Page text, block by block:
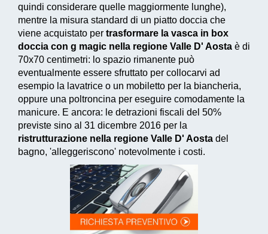
quindi considerare quelle maggiormente lunghe),
mentre la misura standard di un piatto doccia che
viene acquistato per trasformare la vasca in box
doccia con g magic nella regione Valle D' Aosta è di
70x70 centimetri: lo spazio rimanente può
eventualmente essere sfruttato per collocarvi ad
esempio la lavatrice o un mobiletto per la biancheria,
oppure una poltroncina per eseguire comodamente la
manicure. E ancora: le detrazioni fiscali del 50%
previste sino al 31 dicembre 2016 per la
ristrutturazione nella regione Valle D' Aosta del
bagno, 'alleggeriscono' notevolmente i costi.